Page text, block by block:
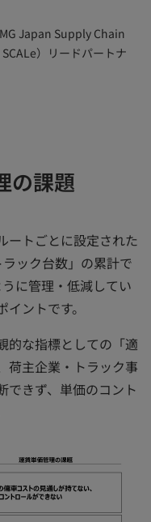
Japan Supply Chain
）リードパートナ
の課題
ートごとに設定された
ック台数」の累計で
に管理・低減してい
ントです。
的な指標としての「適
荷主企業・トラック事
できず、単価のコント